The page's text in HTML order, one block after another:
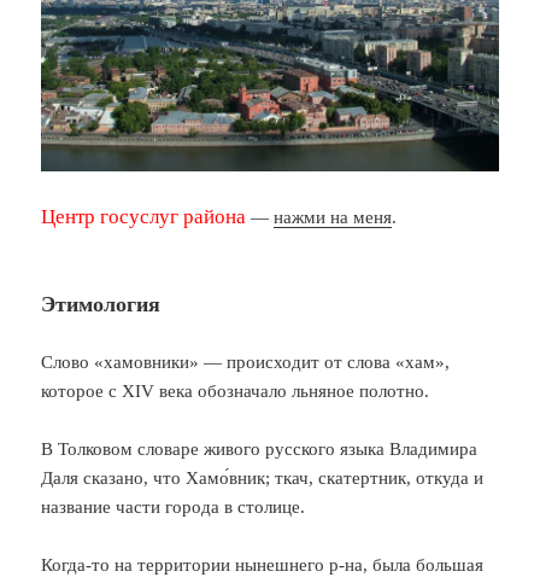
Центр госуслуг района —нажми на меня.
Этимология
Слово «хамовники» — происходит от слова «хам»,
которое с XIV века обозначало льняное полотно.
В Толковом словаре живого русского языка Владимира
Даля сказано, что Хамо́вник; ткач, скатертник, откуда и
название части города в столице.
Когда-то на территории нынешнего р-на, была большая